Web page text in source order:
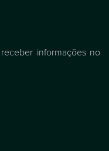
informações no